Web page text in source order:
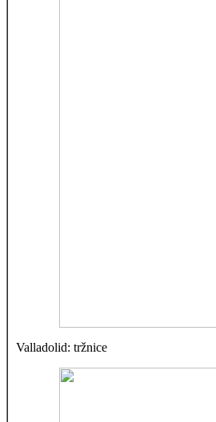
Valladolid: tržnice